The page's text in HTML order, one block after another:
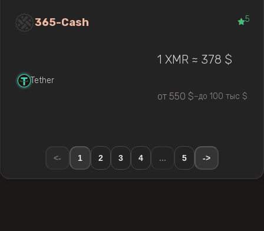
365-Cash 5
Tether
1 XMR ≈ 378 $
от 550 $—до 100 тыс $
<- 1 2 3 4 ... 5 ->